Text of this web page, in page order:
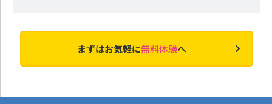
まずはお気軽に無料体験へ